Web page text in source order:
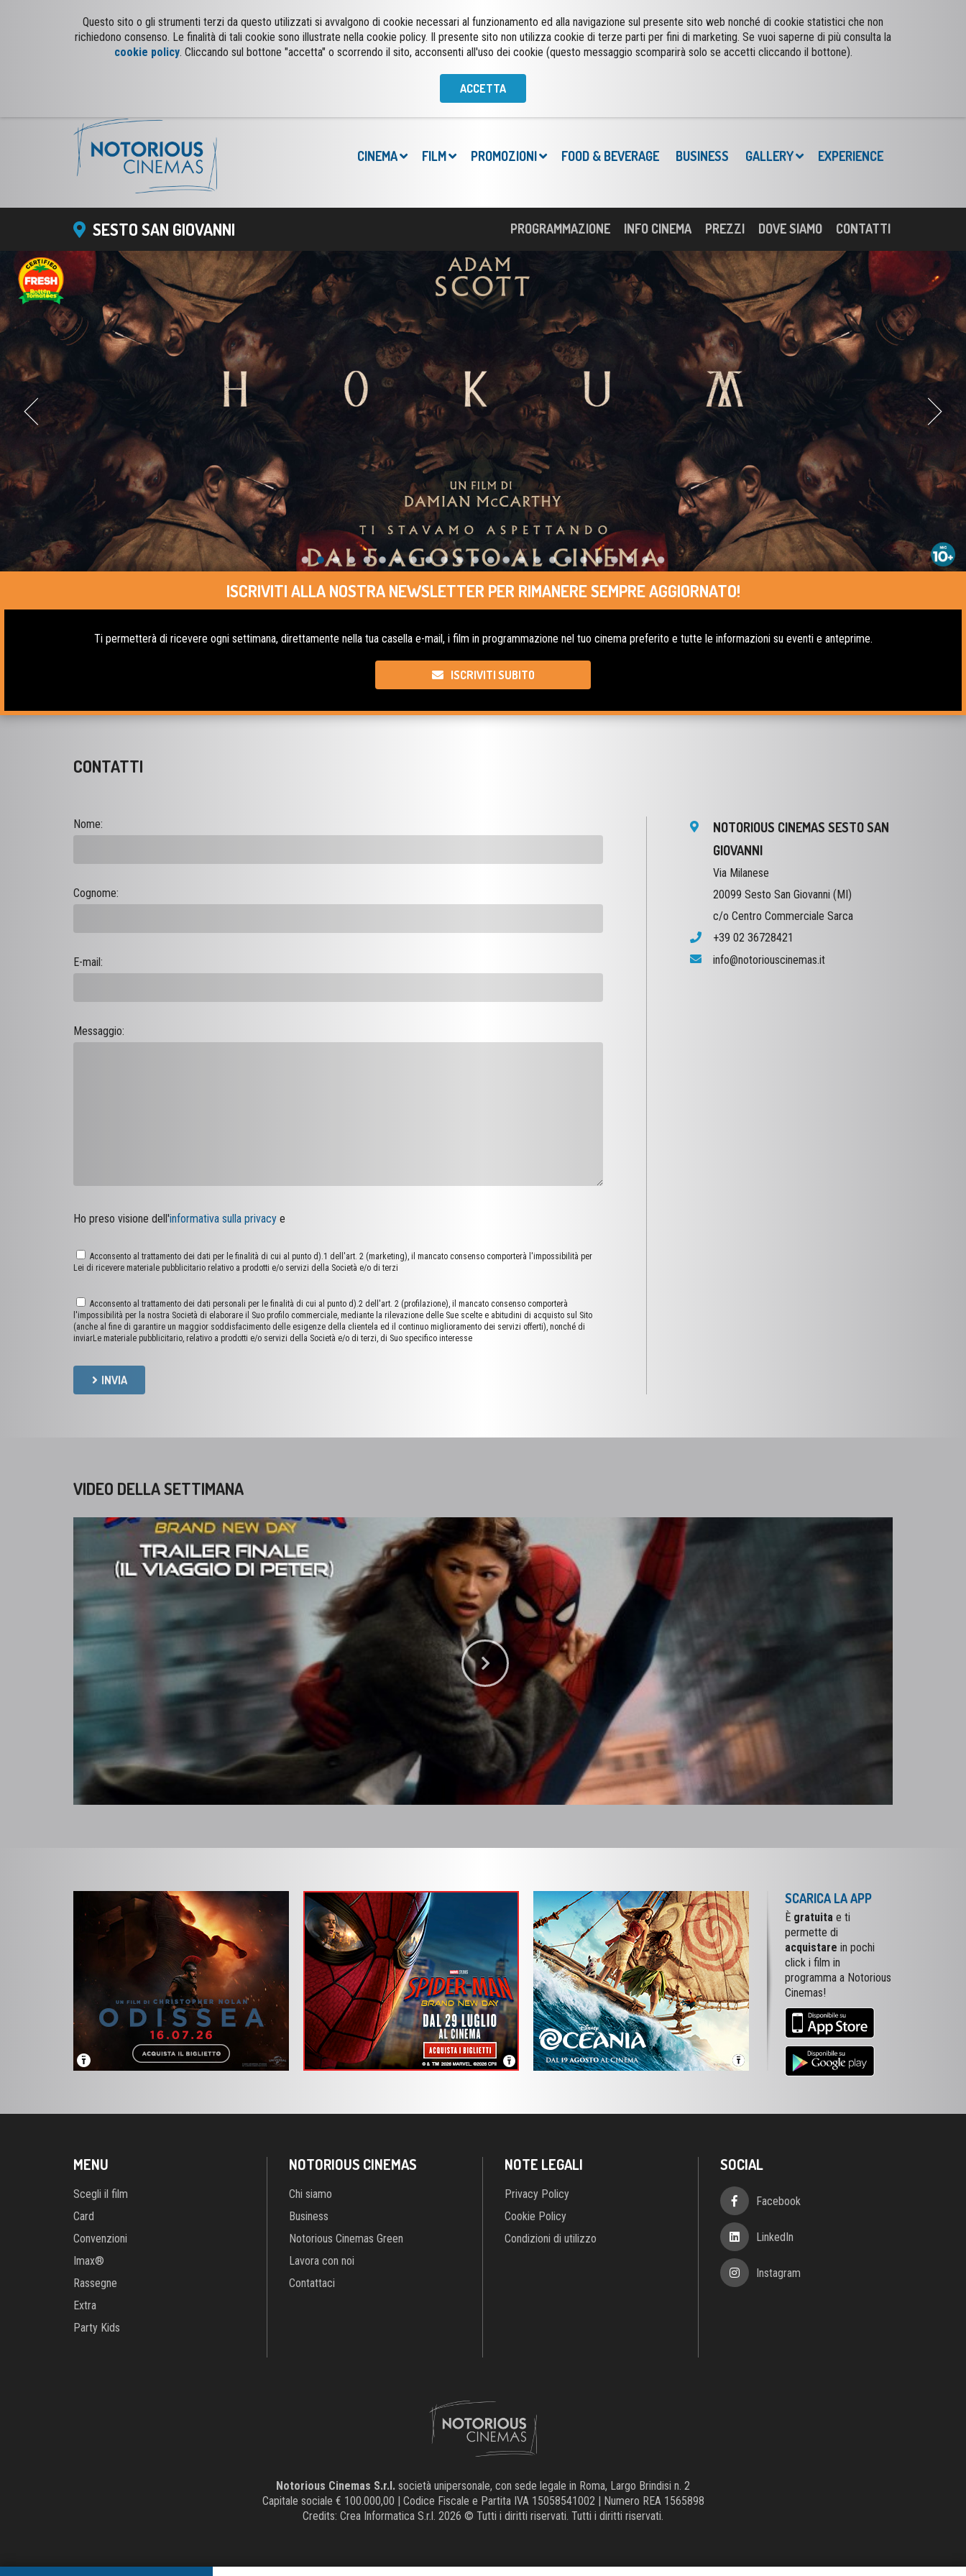
Questo sito o gli strumenti terzi da questo utilizzati si avvalgono di cookie necessari al funzionamento ed alla navigazione sul presente sito web nonché di cookie statistici che non
richiedono consenso. Le finalità di tali cookie sono illustrate nella cookie policy. Il presente sito non utilizza cookie di terze parti per fini di marketing. Se vuoi saperne di più consulta la
cookie policy. Cliccando sul bottone "accetta" o scorrendo il sito, acconsenti all'uso dei cookie (questo messaggio scomparirà solo se accetti cliccando il bottone).
ACCETTA
CINEMA FILM PROMOZIONI FOOD & BEVERAGE BUSINESS GALLERY EXPERIENCE
SESTO SAN GIOVANNI PROGRAMMAZIONE INFO CINEMA PREZZI DOVE SIAMO CONTATTI
ISCRIVITI ALLA NOSTRA NEWSLETTER PER RIMANERE SEMPRE AGGIORNATO!
Ti permetterà di ricevere ogni settimana, direttamente nella tua casella e-mail, i film in programmazione nel tuo cinema preferito e tutte le informazioni su eventi e anteprime.
ISCRIVITI SUBITO
CONTATTI
Nome:
Cognome:
E-mail:
Messaggio:
Ho preso visione dell'informativa sulla privacy e
Acconsento al trattamento dei dati per le finalità di cui al punto d).1 dell'art. 2 (marketing), il mancato consenso comporterà l'impossibilità per
Lei di ricevere materiale pubblicitario relativo a prodotti e/o servizi della Società e/o di terzi
Acconsento al trattamento dei dati personali per le finalità di cui al punto d).2 dell'art. 2 (profilazione), il mancato consenso comporterà
l'impossibilità per la nostra Società di elaborare il Suo profilo commerciale, mediante la rilevazione delle Sue scelte e abitudini di acquisto sul Sito
(anche al fine di garantire un maggior soddisfacimento delle esigenze della clientela ed il continuo miglioramento dei servizi offerti), nonché di
inviarLe materiale pubblicitario, relativo a prodotti e/o servizi della Società e/o di terzi, di Suo specifico interesse
INVIA
NOTORIOUS CINEMAS SESTO SAN
GIOVANNI
Via Milanese
20099 Sesto San Giovanni (MI)
c/o Centro Commerciale Sarca
+39 02 36728421
info@notoriouscinemas.it
VIDEO DELLA SETTIMANA
SCARICA LA APP
È gratuita e ti
permette di
acquistare in pochi
click i film in
programma a Notorious
Cinemas!
MENU
Scegli il film
Card
Convenzioni
Imax®
Rassegne
Extra
Party Kids
NOTORIOUS CINEMAS
Chi siamo
Business
Notorious Cinemas Green
Lavora con noi
Contattaci
NOTE LEGALI
Privacy Policy
Cookie Policy
Condizioni di utilizzo
SOCIAL
Facebook
LinkedIn
Instagram
Notorious Cinemas S.r.l. società unipersonale, con sede legale in Roma, Largo Brindisi n. 2
Capitale sociale € 100.000,00 | Codice Fiscale e Partita IVA 15058541002 | Numero REA 1565898
Credits: Crea Informatica S.r.l. 2026 © Tutti i diritti riservati. Tutti i diritti riservati.